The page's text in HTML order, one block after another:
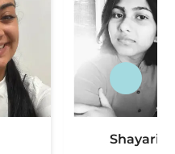
Shayari